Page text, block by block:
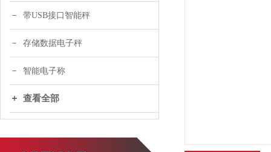
带USB接口智能秤
存储数据电子秤
智能电子称
查看全部